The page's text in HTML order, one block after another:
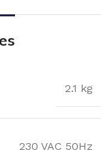
2.1 kg
230 VAC 50Hz